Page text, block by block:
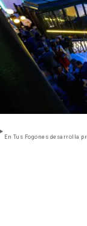
En Tus Fogones desarrolla